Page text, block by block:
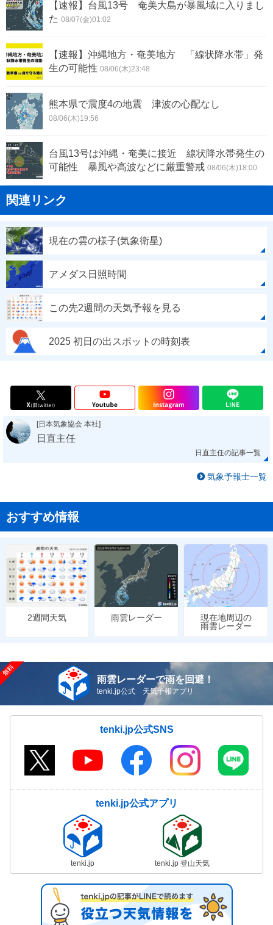
【速報】台風13号 奄美大島が暴風域に入りまし
た 08/07(金)01:02
【速報】沖縄地方・奄美地方 「線状降水帯」発
生の可能性 08/06(木)23:48
熊本県で震度4の地震 津波の心配なし
08/06(木)19:56
台風13号は沖縄・奄美に接近 線状降水帯発生の
可能性 暴風や高波などに厳重警戒 08/06(木)18:00
関連リンク
現在の雲の様子(気象衛星)
アメダス日照時間
この先2週間の天気予報を見る
2025 初日の出スポットの時刻表
[日本気象協会 本社]
日直主任
日直主任の記事一覧
気象予報士一覧
おすすめ情報
2週間天気 雨雲レーダー
現在地周辺の
雨雲レーダー
雨雲レーダーで雨を回避！
tenki.jp公式 天気予報アプリ
tenki.jp公式SNS
tenki.jp公式アプリ
tenki.jp tenki.jp 登山天気